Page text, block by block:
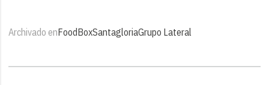
Archivado enFoodBoxSantagloriaGrupo Lateral